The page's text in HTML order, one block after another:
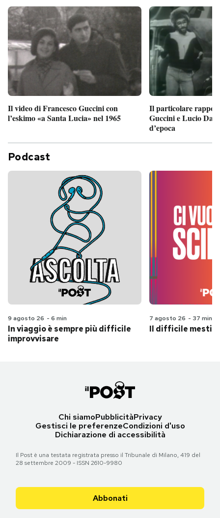
Il video di Francesco Guccini con
l’eskimo «a Santa Lucia» nel 1965
Il particolare
Guccini e Lucio
d’epoca
Podcast
9 agosto 26 - 6 min
In viaggio è sempre più difficile
improvvisare
7 agosto 26 - 37 min
Il difficile
Chi siamoPubblicitàPrivacy
Gestisci le preferenzeCondizioni d'uso
Dichiarazione di accessibilità
Il Post è una testata registrata presso il Tribunale di Milano, 419 del
28 settembre 2009 - ISSN 2610-9980
Abbonati